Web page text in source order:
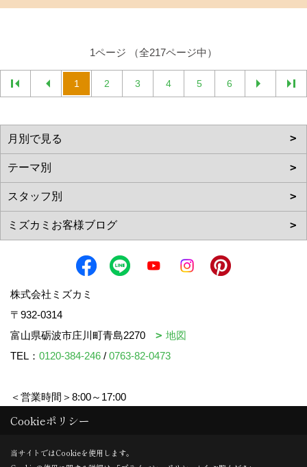
1ページ （全217ページ中）
1 2 3 4 5 6
株式会社ミズカミ
〒932-0314
富山県砺波市庄川町青島2270
地図
TEL： 0120-384-246 / 0763-82-0473
＜営業時間＞8:00～17:00
＜定休日＞水曜日・祝日
Cookieポリシー
当サイトではCookieを使用します。